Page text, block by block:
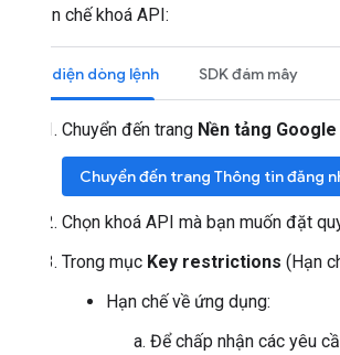
Cách hạn chế khoá API:
Giao diện dòng lệnh SDK đám mây
Chuyển đến trang Nền tảng
Chuyển đến trang Thông tin đăng
Chọn khoá API mà bạn muốn đặt
Trong mục Key restrictions (Hạn
Hạn chế về ứng dụng:
Để chấp nhận các yêu